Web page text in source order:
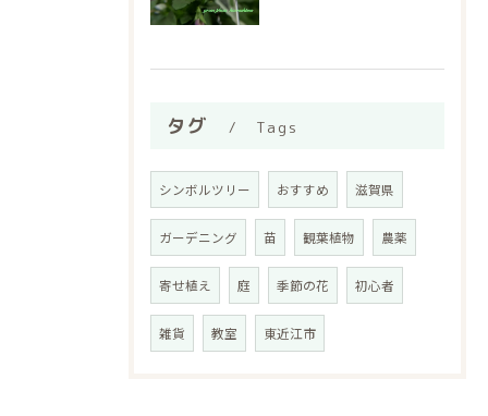
タグ Tags
シンボルツリー おすすめ 滋賀県
ガーデニング 苗 観葉植物 農薬
寄せ植え 庭 季節の花 初心者
雑貨 教室 東近江市